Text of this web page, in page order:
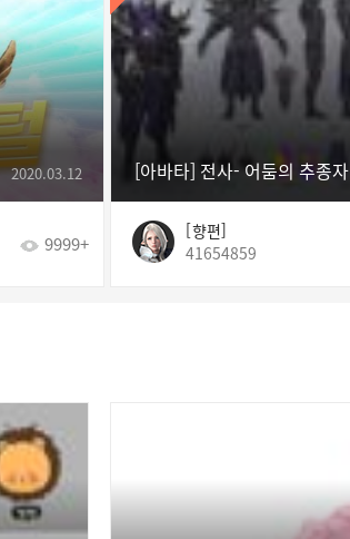
9999+
2020.03.12 [아바타] 전사- 어둠의 추종자
향편
41654859